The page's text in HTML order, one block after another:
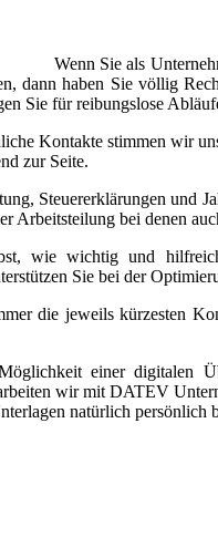
Wenn Sie als
dann haben Sie völlig
Sie für reibungslose
Kontakte stimmen wir
zur Seite.
Steuererklärungen und
Arbeitsteilung bei denen
wie wichtig und
Sie bei der
die jeweils kürzesten
einer digitalen
wir mit DATEV
natürlich persönlich